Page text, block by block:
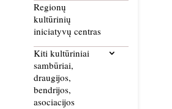
Regionų
kultūrinių
iniciatyvų centras
Kiti kultūriniai
sambūriai,
draugijos,
bendrijos,
asociacijos